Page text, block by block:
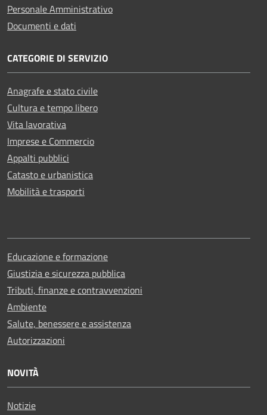
Personale Amministrativo
Documenti e dati
CATEGORIE DI SERVIZIO
Anagrafe e stato civile
Cultura e tempo libero
Vita lavorativa
Imprese e Commercio
Appalti pubblici
Catasto e urbanistica
Mobilità e trasporti
Educazione e formazione
Giustizia e sicurezza pubblica
Tributi, finanze e contravvenzioni
Ambiente
Salute, benessere e assistenza
Autorizzazioni
NOVITÀ
Notizie